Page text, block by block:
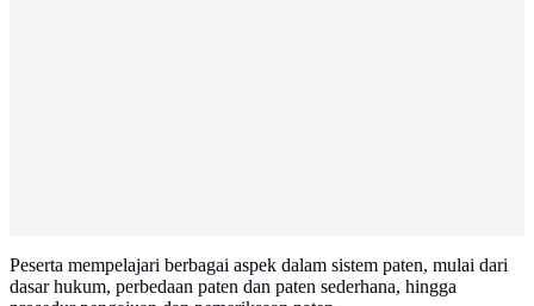
Peserta mempelajari berbagai aspek dalam sistem paten, mulai dari
dasar hukum, perbedaan paten dan paten sederhana, hingga